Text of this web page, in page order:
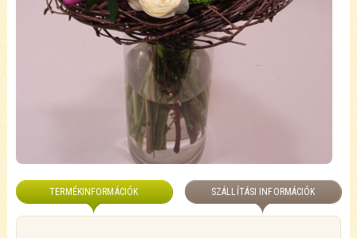
TERMÉKINFORMÁCIÓK SZÁLLÍTÁSI INFORMÁCIÓK